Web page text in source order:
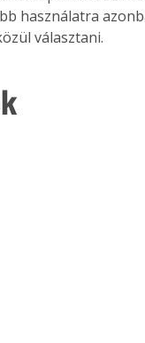
használatra
választani.